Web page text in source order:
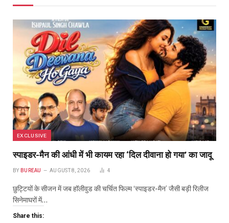
EXCLUSIVE
स्पाइडर-मैन की आंधी में भी कायम रहा ‘दिल दीवाना हो गया’ का जादू
BY BUREAU AUGUST 8, 2026 4
छुट्टियों के सीजन में जब हॉलीवुड की चर्चित फिल्म ‘स्पाइडर-मैन’ जैसी बड़ी रिलीज
सिनेमाघरों में…
Share this: